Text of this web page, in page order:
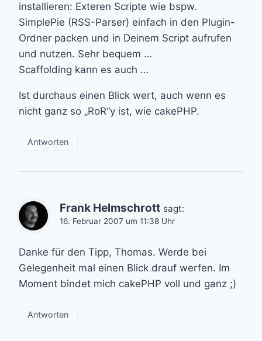
installieren: Exteren Scripte wie bspw.
SimplePie (RSS-Parser) einfach in den Plugin-
Ordner packen und in Deinem Script aufrufen
und nutzen. Sehr bequem …
Scaffolding kann es auch …
Ist durchaus einen Blick wert, auch wenn es
nicht ganz so „RoR“y ist, wie cakePHP.
Antworten
Frank Helmschrott sagt:
16. Februar 2007 um 11:38 Uhr
Danke für den Tipp, Thomas. Werde bei
Gelegenheit mal einen Blick drauf werfen. Im
Moment bindet mich cakePHP voll und ganz ;)
Antworten